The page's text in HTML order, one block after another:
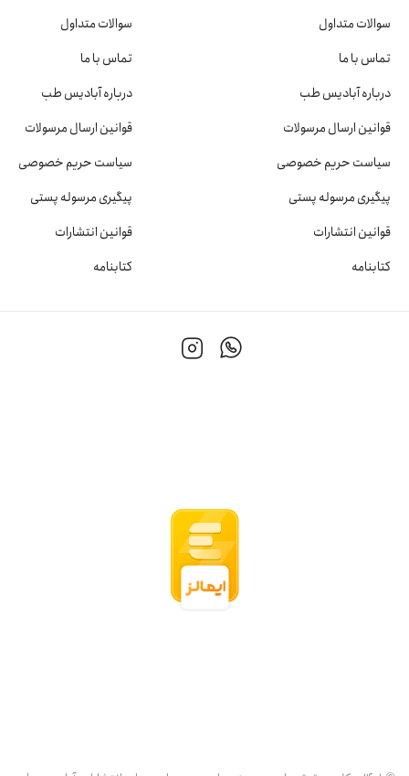
سوالات متداول
تماس با ما
درباره آبادیس طب
قوانین ارسال مرسولات
سیاست حریم خصوصی
پیگیری مرسوله پستی
قوانین انتشارات
کتابنامه
سوالات متداول
تماس با ما
درباره آبادیس طب
قوانین ارسال مرسولات
سیاست حریم خصوصی
پیگیری مرسوله پستی
قوانین انتشارات
کتابنامه